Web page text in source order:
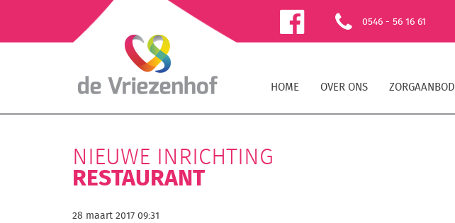
0546 - 56 16 61
HOME OVER ONS ZORGAANBOD
NIEUWE INRICHTING
RESTAURANT
28 maart 2017 09:31